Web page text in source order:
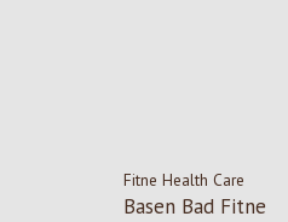
Fitne Health Care
Basen Bad Fitne